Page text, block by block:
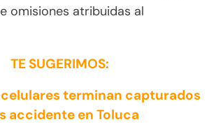
omisiones atribuidas al
TE SUGERIMOS:
terminan capturados
accidente en Toluca